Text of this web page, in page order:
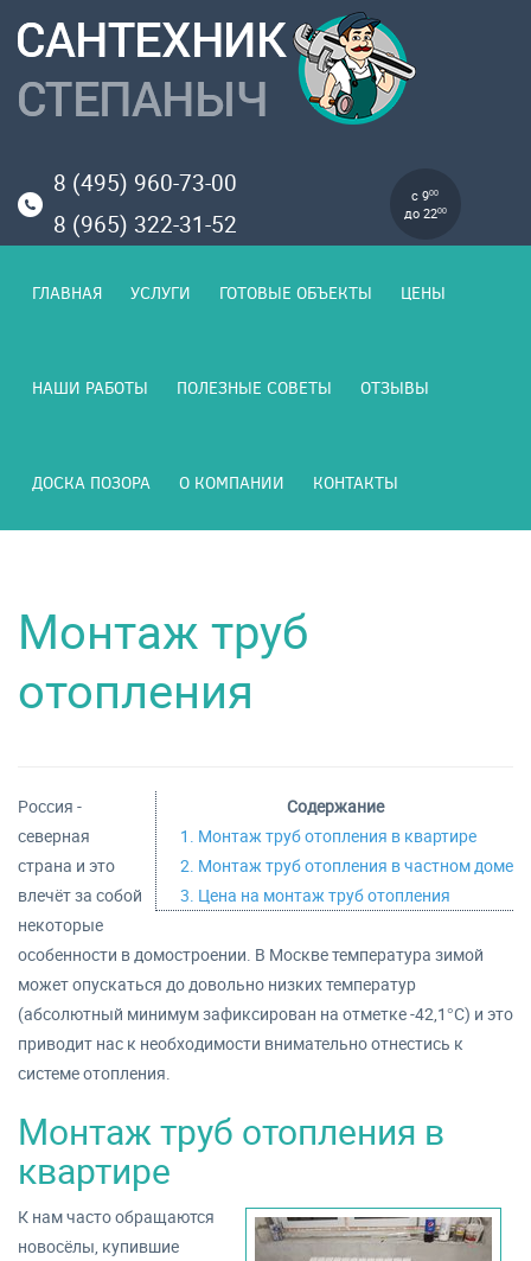
8 (495) 960-73-00
8 (965) 322-31-52
с 900
до 2200
ГЛАВНАЯ УСЛУГИ ГОТОВЫЕ ОБЪЕКТЫ ЦЕНЫ
НАШИ РАБОТЫ ПОЛЕЗНЫЕ СОВЕТЫ ОТЗЫВЫ
ДОСКА ПОЗОРА О КОМПАНИИ КОНТАКТЫ
Монтаж труб
отопления
Содержание
1. Монтаж труб отопления в квартире
2. Монтаж труб отопления в частном доме
3. Цена на монтаж труб отопления
Россия -
северная
страна и это
влечёт за собой
некоторые
особенности в домостроении. В Москве температура зимой
может опускаться до довольно низких температур
(абсолютный минимум зафиксирован на отметке -42,1°C) и это
приводит нас к необходимости внимательно отнестись к
системе отопления.
Монтаж труб отопления в
квартире
К нам часто обращаются
новосёлы, купившие